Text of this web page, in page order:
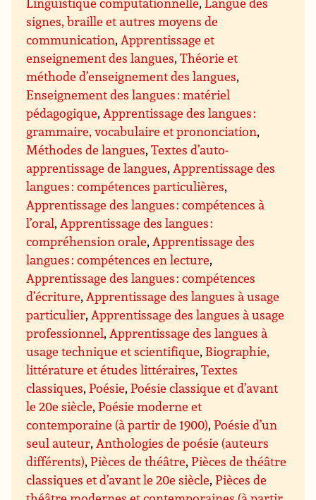
signes, braille et autres moyens de
communication,Apprentissage et
enseignement des langues,Théorie et
méthode d’enseignement des langues,
Enseignement des langues : matériel
pédagogique,Apprentissage des langues :
grammaire, vocabulaire et prononciation,
Méthodes de langues,Textes d’auto-
apprentissage de langues,Apprentissage des
langues : compétences particulières,
Apprentissage des langues : compétences à
l’oral,Apprentissage des langues :
compréhension orale,Apprentissage des
langues : compétences en lecture,
Apprentissage des langues : compétences
d’écriture,Apprentissage des langues à usage
particulier,Apprentissage des langues à usage
professionnel,Apprentissage des langues à
usage technique et scientifique, Biographie,
littérature et études littéraires,Textes
classiques,Poésie,Poésie classique et d’avant
le 20e siècle,Poésie moderne et
contemporaine (à partir de 1900),Poésie d’un
seul auteur,Anthologies de poésie (auteurs
différents),Pièces de théâtre,Pièces de théâtre
classiques et d’avant le 20e siècle,Pièces de